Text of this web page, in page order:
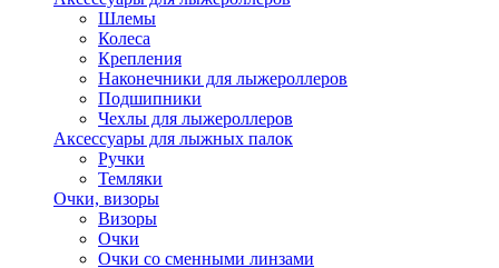
Шлемы
Колеса
Крепления
Наконечники для лыжероллеров
Подшипники
Чехлы для лыжероллеров
Аксессуары для лыжных палок
Ручки
Темляки
Очки, визоры
Визоры
Очки
Очки со сменными линзами